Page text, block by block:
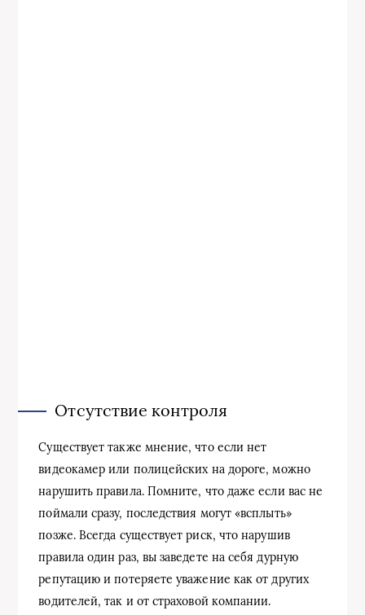
Отсутствие контроля
Существует также мнение, что если нет
видеокамер или полицейских на дороге, можно
нарушить правила. Помните, что даже если вас не
поймали сразу, последствия могут «всплыть»
позже. Всегда существует риск, что нарушив
правила один раз, вы заведете на себя дурную
репутацию и потеряете уважение как от других
водителей, так и от страховой компании.